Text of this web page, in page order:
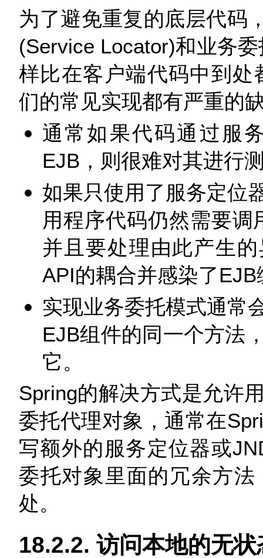
为了避免重复的底层代码
(Service Locator)和业务
样比在客户端代码中到
们的常见实现都有严重的
通常如果代码通过服
EJB，则很难对其进行
如果只使用了服务定位
用程序代码仍然需要调
并且要处理由此产生
API的耦合并感染了
实现业务委托模式通常
EJB组件的同一个方法
它。
Spring的解决方式是允许
委托代理对象，通常在
写额外的服务定位器或
委托对象里面的冗余方
处。
18.2.2. 访问本地的无